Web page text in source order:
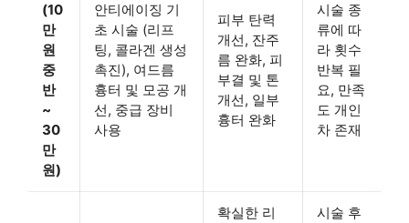
(10
만
원
중
반
~
30
만
원)
안티에이징 기
초 시술 (리프
팅, 콜라겐 생성
촉진), 여드름
흉터 및 모공 개
선, 중급 장비
사용
피부 탄력
개선, 잔주
름 완화, 피
부결 및 톤
개선, 일부
흉터 완화
시술 종
류에 따
라 횟수
반복 필
요, 만족
도 개인
차 존재
확실한 리
시술 후